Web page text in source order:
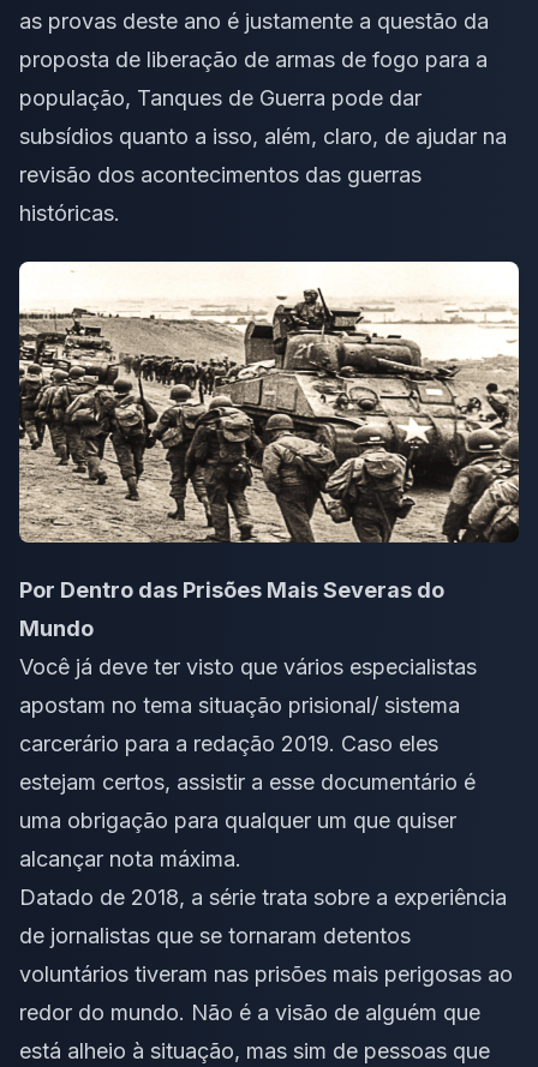
as provas deste ano é justamente a questão da
proposta de liberação de armas de fogo para a
população, Tanques de Guerra pode dar
subsídios quanto a isso, além, claro, de ajudar na
revisão dos acontecimentos das guerras
históricas.
Por Dentro das Prisões Mais Severas do
Mundo
Você já deve ter visto que vários especialistas
apostam no tema situação prisional/ sistema
carcerário para a redação 2019. Caso eles
estejam certos, assistir a esse documentário é
uma obrigação para qualquer um que quiser
alcançar nota máxima.
Datado de 2018, a série trata sobre a experiência
de jornalistas que se tornaram detentos
voluntários tiveram nas prisões mais perigosas ao
redor do mundo. Não é a visão de alguém que
está alheio à situação, mas sim de pessoas que